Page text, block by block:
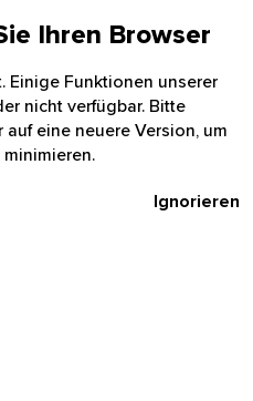
Ihren Browser
Einige Funktionen unserer
nicht verfügbar. Bitte
eine neuere Version, um
Ignorieren